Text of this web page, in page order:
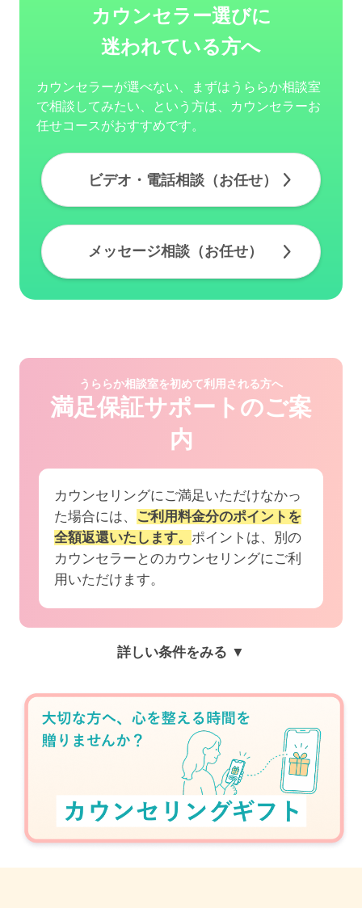
カウンセラー選びに
迷われている方へ
カウンセラーが選べない、まずはうららか相談室
で相談してみたい、という方は、カウンセラーお
任せコースがおすすめです。
ビデオ・電話相談（お任せ）
メッセージ相談（お任せ）
うららか相談室を初めて利用される方へ
満足保証サポートのご案
内
カウンセリングにご満足いただけなかっ
た場合には、
ご利用料金分のポイントを
全額返還いたします。 ポイントは、別の
カウンセラーとのカウンセリングにご利
用いただけます。
詳しい条件をみる ▼